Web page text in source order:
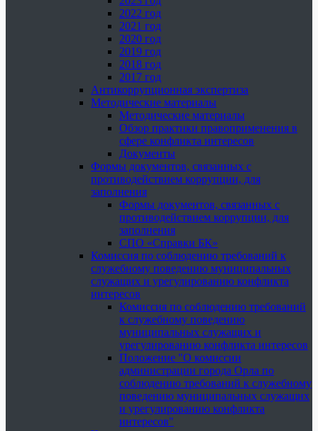
2022 год
2021 год
2020 год
2019 год
2018 год
2017 год
Антикоррупционная экспертиза
Методические материалы
Методические материалы
Обзор практики правоприменения в
сфере конфликта интересов
Документы
Формы документов, связанных с
противодействием коррупции, для
заполнения
Формы документов, связанных с
противодействием коррупции, для
заполнения
СПО «Справки БК»
Комиссия по соблюдению требований к
служебному поведению муниципальных
служащих и урегулированию конфликта
интересов
Комиссия по соблюдению требований
к служебному поведению
муниципальных служащих и
урегулированию конфликта интересов
Положение "О комиссии
администрации города Орла по
соблюдению требований к служебному
поведению муниципальных служащих
и урегулированию конфликта
интересов"